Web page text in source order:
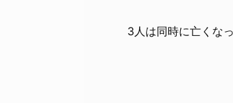
3人は同時に亡くな